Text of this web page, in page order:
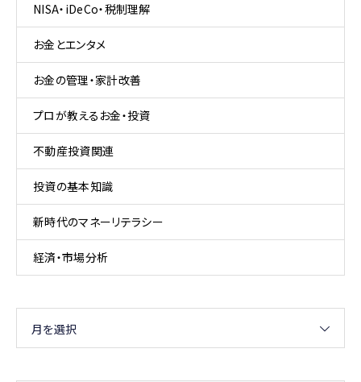
NISA・iDeCo・税制理解
お金とエンタメ
お金の管理・家計改善
プロが教えるお金・投資
不動産投資関連
投資の基本知識
新時代のマネーリテラシー
経済・市場分析
月を選択